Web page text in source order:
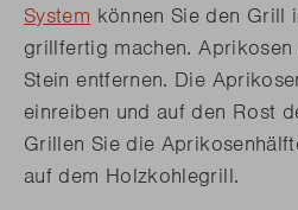
System können Sie den Grill
grillfertig machen.
Stein entfernen. Die
einreiben und auf den Rost
Grillen Sie die
auf dem Holzkohlegrill.